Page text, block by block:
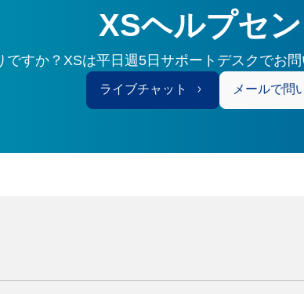
XSヘルプセ
ですか？XSは平日週5日サポートデスクでお
ライブチャット メールで問